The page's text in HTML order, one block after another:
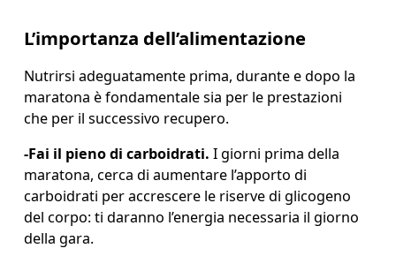
L’importanza dell’alimentazione
Nutrirsi adeguatamente prima, durante e dopo la
maratona è fondamentale sia per le prestazioni
che per il successivo recupero.
-Fai il pieno di carboidrati. I giorni prima della
maratona, cerca di aumentare l’apporto di
carboidrati per accrescere le riserve di glicogeno
del corpo: ti daranno l’energia necessaria il giorno
della gara.